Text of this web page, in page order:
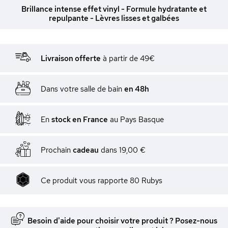
Brillance intense effet vinyl - Formule hydratante et
repulpante - Lèvres lisses et galbées
Livraison offerte à partir de 49€
Dans votre salle de bain en 48h
En stock en France au Pays Basque
Prochain cadeau dans 19,00 €
Ce produit vous rapporte 80 Rubys
Besoin d'aide pour choisir votre produit ? Posez-nous